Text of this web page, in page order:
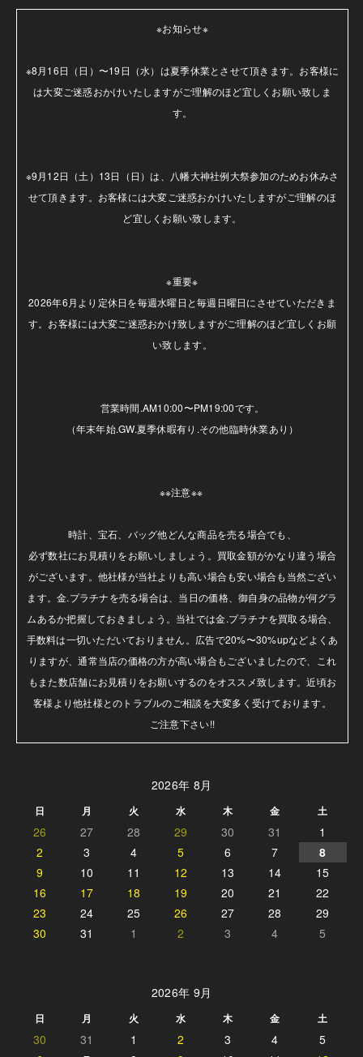
※お知らせ※
※8月16日（日）〜19日（水）は夏季休業とさせて頂きます。お客様に
は大変ご迷惑おかけいたしますがご理解のほど宜しくお願い致しま
す。
※9月12日（土）13日（日）は、八幡大神社例大祭参加のためお休みさ
せて頂きます。お客様には大変ご迷惑おかけいたしますがご理解のほ
ど宜しくお願い致します。
※重要※
2026年6月より定休日を毎週水曜日と毎週日曜日にさせていただきま
す。お客様には大変ご迷惑おかけ致しますがご理解のほど宜しくお願
い致します。
営業時間.AM10:00〜PM19:00です。
（年末年始.GW.夏季休暇有り.その他臨時休業あり）
※※注意※※
時計、宝石、バッグ他どんな商品を売る場合でも、
必ず数社にお見積りをお願いしましょう。買取金額がかなり違う場合
がございます。他社様が当社よりも高い場合も安い場合も当然ござい
ます。金.プラチナを売る場合は、当日の価格、御自身の品物が何グラ
ムあるか把握しておきましょう。当社では金.プラチナを買取る場合、
手数料は一切いただいておりません。広告で20%〜30%upなどよくあ
りますが、通常当店の価格の方が高い場合もございましたので、これ
もまた数店舗にお見積りをお願いするのをオススメ致します。近頃お
客様より他社様とのトラブルのご相談を大変多く受けております。
ご注意下さい!!
2026年 8月
日 月 火 水 木 金 土
26 27 28 29 30 31
1
2
3 4 5 6 7
8
9
10 11 12 13 14
15
16
17 18 19 20 21
22
23
24 25 26 27 28
29
30
31 1 2 3 4 5
2026年 9月
日 月 火 水 木 金 土
30 31 1 2 3 4
5